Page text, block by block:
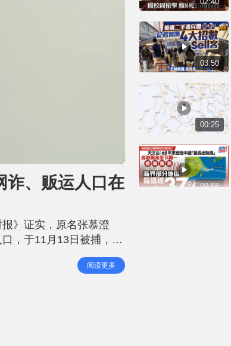
诈、贩运人口在
》证实，原名张慕澄
，于11月13日被捕，目
同步人间蒸发 《柬中时
金边被捕
阅读更多
03:50
00:25
00:58